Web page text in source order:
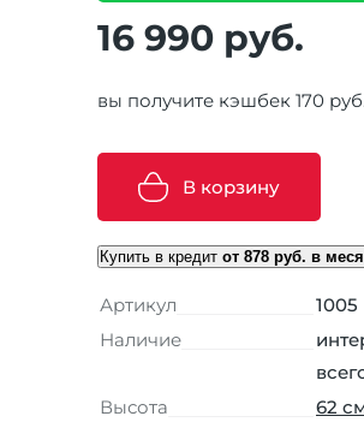
16 990 руб.
вы получите кэшбек 170
В корзину
Купить в кредит от 878 руб. в
Артикул
1005
Наличие
Высота
62